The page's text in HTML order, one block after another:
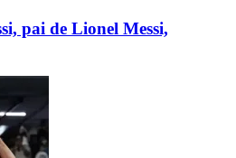
pai de Lionel Messi,